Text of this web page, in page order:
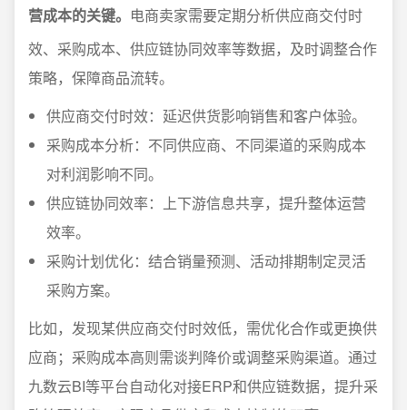
营成本的关键。 电商卖家需要定期分析供应商交付时
效、采购成本、供应链协同效率等数据，及时调整合作
策略，保障商品流转。
供应商交付时效：延迟供货影响销售和客户体验。
采购成本分析：不同供应商、不同渠道的采购成本
对利润影响不同。
供应链协同效率：上下游信息共享，提升整体运营
效率。
采购计划优化：结合销量预测、活动排期制定灵活
采购方案。
比如，发现某供应商交付时效低，需优化合作或更换供
应商；采购成本高则需谈判降价或调整采购渠道。通过
九数云BI等平台自动化对接ERP和供应链数据，提升采